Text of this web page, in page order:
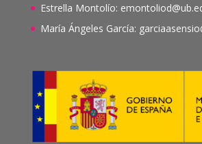
Estrella Montolío:
María Ángeles García: